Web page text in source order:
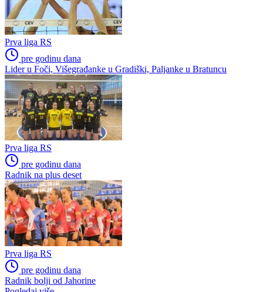
Prva liga RS
pre godinu dana
Lider u Foči, Višegrađanke u Gradiški, Paljanke u Bratuncu
Prva liga RS
pre godinu dana
Radnik na plus deset
Prva liga RS
pre godinu dana
Radnik bolji od Jahorine